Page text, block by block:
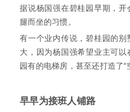
据说杨国强在碧桂园早期，开
腿而坐的习惯。
有一个业内传说，碧桂园的别
大，因为杨国强希望业主可以
园有的电梯房，甚至还打造了“
早早为接班人铺路